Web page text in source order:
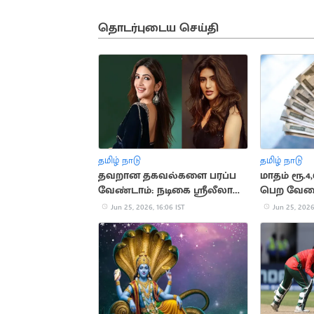
தொடர்புடைய செய்தி
தமிழ் நாடு
தவறான தகவல்களை பரப்ப
வேண்டாம்: நடிகை ஸ்ரீலீலா
வேண்டுகோள்
Jun 25, 2026, 16:06 IST
தமிழ் நாடு
மாதம்
பெற
அடையாள
Jun 25,